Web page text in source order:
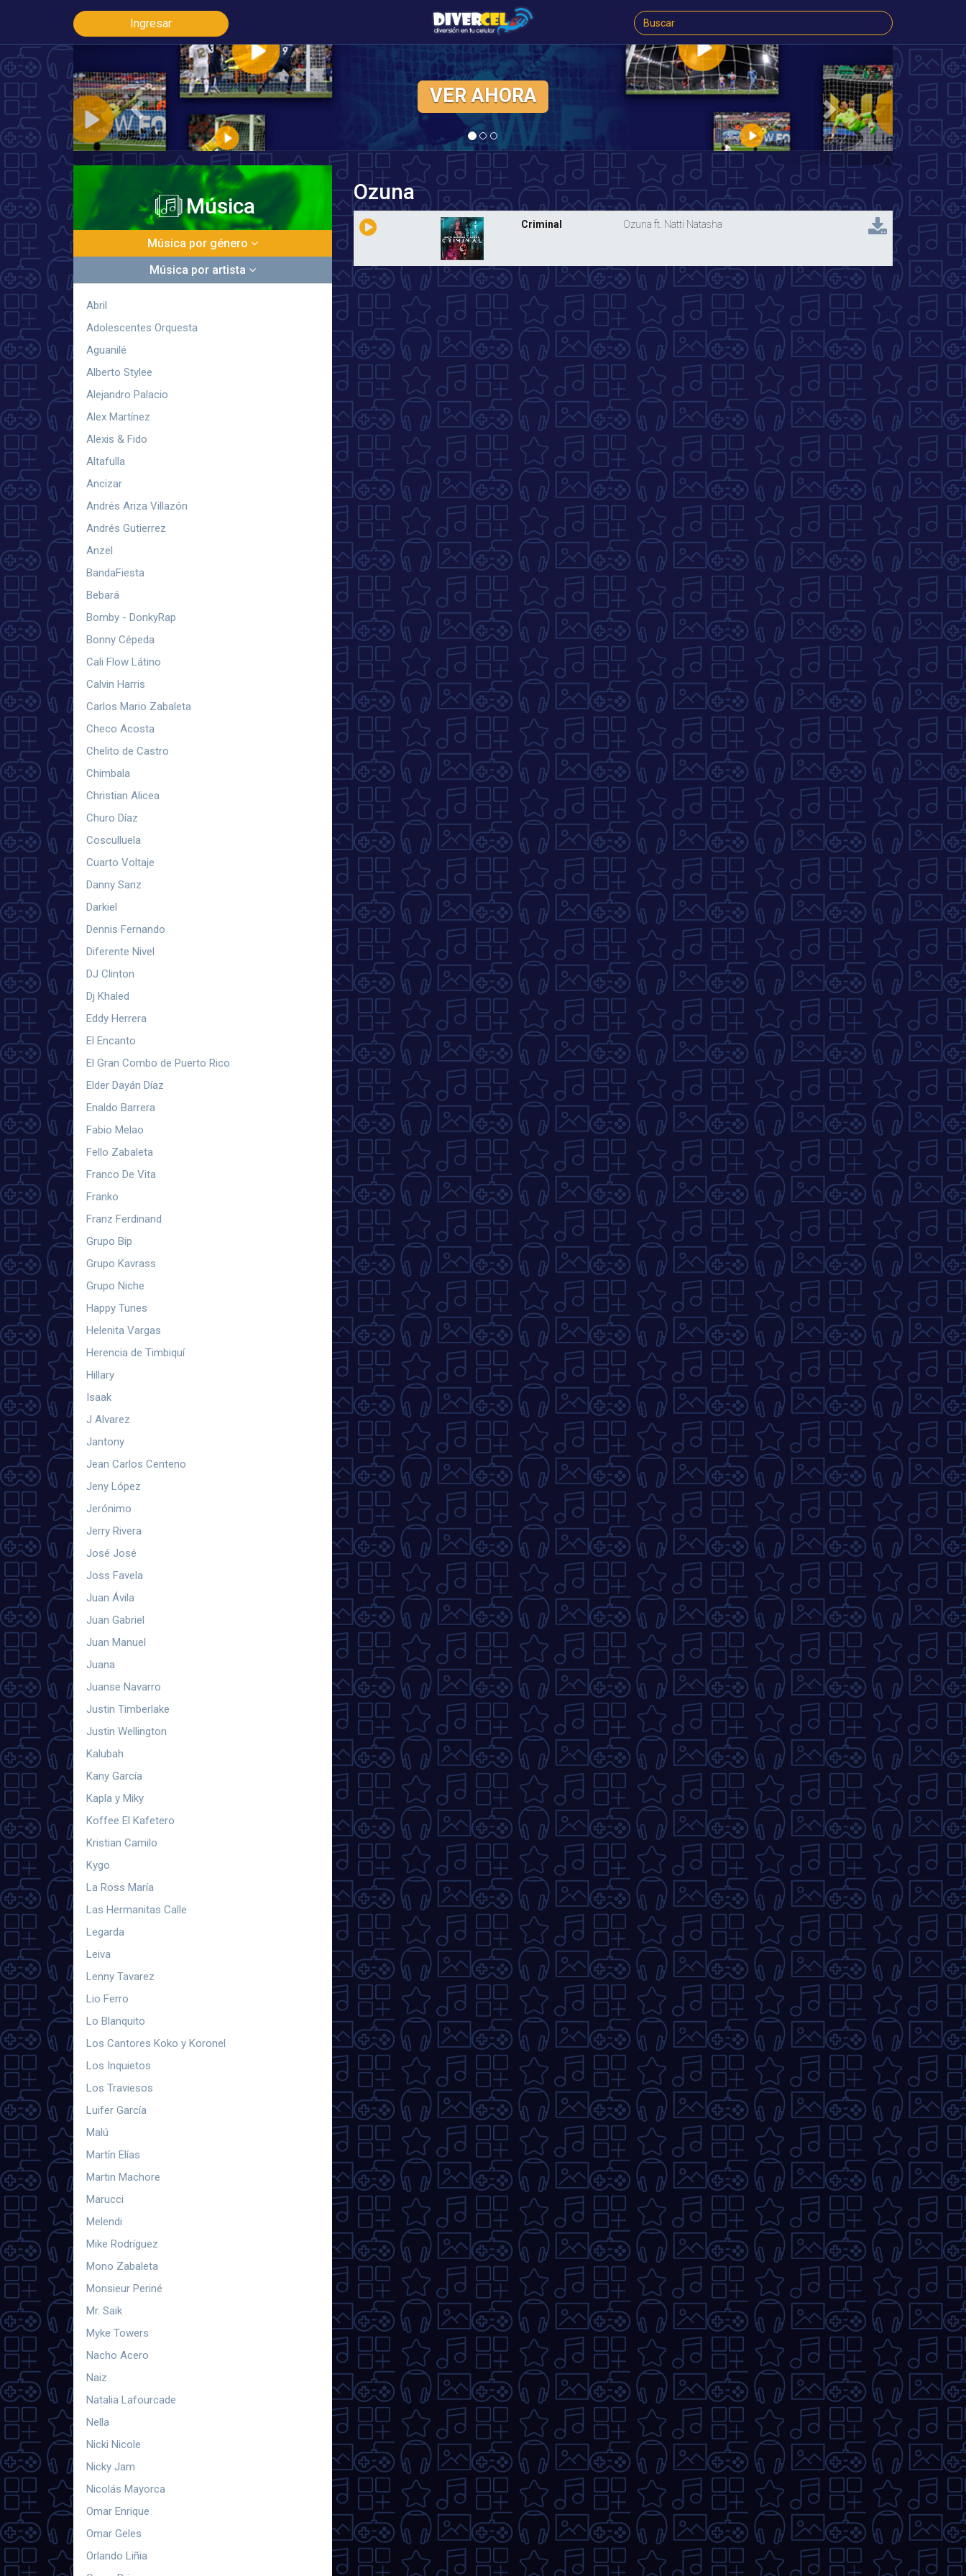
Ingresar
CLICK AQUÍ
Previous
Música
Música por género
Música por artista
Abril
Adolescentes Orquesta
Aguanilé
Alberto Stylee
Alejandro Palacio
Alex Martínez
Alexis & Fido
Altafulla
Ancizar
Andrés Ariza Villazón
Andrés Gutierrez
Anzel
BandaFiesta
Bebará
Bomby - DonkyRap
Bonny Cépeda
Cali Flow Látino
Calvin Harris
Carlos Mario Zabaleta
Checo Acosta
Chelito de Castro
Chimbala
Christian Alicea
Churo Díaz
Cosculluela
Cuarto Voltaje
Danny Sanz
Darkiel
Dennis Fernando
Diferente Nivel
DJ Clinton
Dj Khaled
Eddy Herrera
El Encanto
El Gran Combo de Puerto Rico
Elder Dayán Díaz
Enaldo Barrera
Fabio Melao
Fello Zabaleta
Franco De Vita
Franko
Franz Ferdinand
Grupo Bip
Grupo Kavrass
Grupo Niche
Happy Tunes
Helenita Vargas
Herencia de Timbiquí
Hillary
Isaak
J Alvarez
Jantony
Jean Carlos Centeno
Jeny López
Jerónimo
Jerry Rivera
José José
Joss Favela
Juan Ávila
Juan Gabriel
Juan Manuel
Juana
Juanse Navarro
Justin Timberlake
Justin Wellington
Kalubah
Kany García
Kapla y Miky
Koffee El Kafetero
Kristian Camilo
Kygo
La Ross María
Las Hermanitas Calle
Legarda
Leiva
Lenny Tavarez
Lio Ferro
Lo Blanquito
Los Cantores Koko y Koronel
Los Inquietos
Los Traviesos
Luifer García
Malú
Martín Elías
Martin Machore
Marucci
Melendi
Mike Rodríguez
Mono Zabaleta
Monsieur Periné
Mr. Saik
Myke Towers
Nacho Acero
Naiz
Natalia Lafourcade
Nella
Nicki Nicole
Nicky Jam
Nicolás Mayorca
Omar Enrique
Omar Geles
Orlando Liñia
Ozuna
Criminal Ozuna ft. Natti Natasha